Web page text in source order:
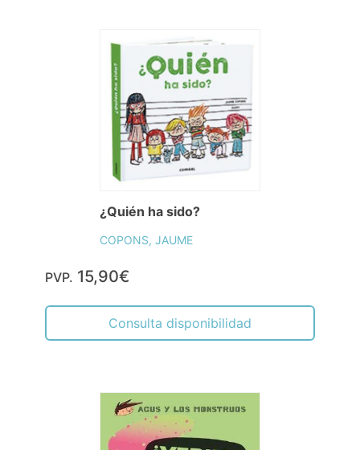
¿Quién ha sido?
COPONS, JAUME
PVP. 15,90€
Consulta disponibilidad